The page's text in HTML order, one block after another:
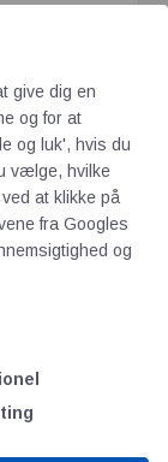
er
give dig en
og for at
og luk', hvis du
vælge, hvilke
at klikke på
fra Googles
og